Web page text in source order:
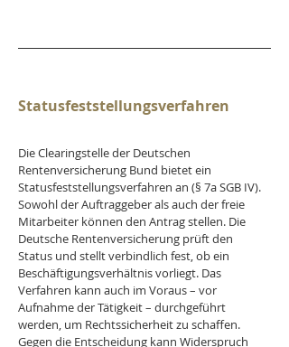
Statusfeststellungsverfahren
Die Clearingstelle der Deutschen
Rentenversicherung Bund bietet ein
Statusfeststellungsverfahren an (§ 7a SGB IV).
Sowohl der Auftraggeber als auch der freie
Mitarbeiter können den Antrag stellen. Die
Deutsche Rentenversicherung prüft den
Status und stellt verbindlich fest, ob ein
Beschäftigungsverhältnis vorliegt. Das
Verfahren kann auch im Voraus – vor
Aufnahme der Tätigkeit – durchgeführt
werden, um Rechtssicherheit zu schaffen.
Gegen die Entscheidung kann Widerspruch